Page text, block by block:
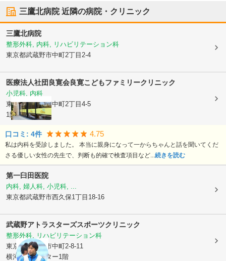
三鷹北病院近隣の病院・クリニック
三鷹北病院
整形外科, 内科, リハビリテーション科
東京都武蔵野市中町2丁目2-4
医療法人社団良寛会良寛こどもファミリークリニック
小児科, 内科
東京都武蔵野市中町2丁目4-5
1階
口コミ: 4件 4.75
私は内科を受診しました。 本当に親身になって一からちゃんと話を聞いてくだ
さる優しい女性の先生で、判断も的確で検査項目など...続きを読む
第一臼田医院
内科, 婦人科, 小児科, ...
東京都武蔵野市西久保1丁目18-16
武蔵野アトラスターズスポーツクリニック
整形外科, リハビリテーション科
東京都武蔵野市中町2-8-11
横河診療センター1階